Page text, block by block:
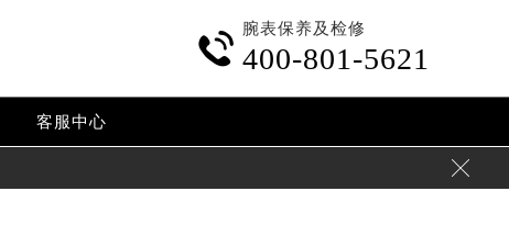

腕表保养及检修
400-801-5621
客服中心
